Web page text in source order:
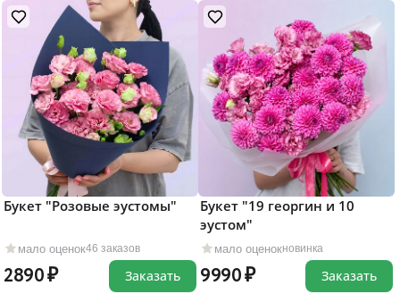
мало оценок46 заказов
Букет "Розовые эустомы"
2890 Заказать
мало оценокновинка
Букет "19 георгин и 10
эустом"
9990 Заказать